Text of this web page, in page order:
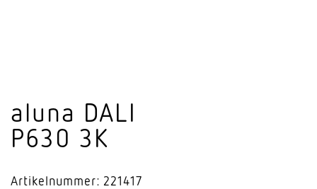
aluna DALI
P630 3K
Artikelnummer: 221417